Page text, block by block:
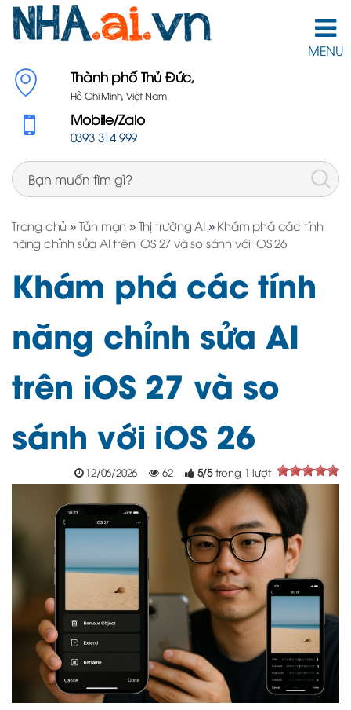
MENU
Thành phố Thủ Đức,
Hồ Chí Minh, Việt Nam
Mobile/Zalo
0393 314 999
Trang chủ » Tản mạn » Thị trường AI » Khám phá các tính
năng chỉnh sửa AI trên iOS 27 và so sánh với iOS 26
Khám phá các tính
năng chỉnh sửa AI
trên iOS 27 và so
sánh với iOS 26
12/06/2026 62 5/5 trong 1 lượt